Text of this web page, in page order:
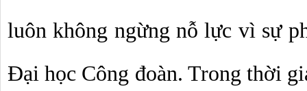
luôn không ngừng nỗ lực vì sự
Đại học Công đoàn. Trong thời